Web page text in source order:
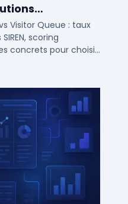
B2B
Visitor Queue : taux
scoring
concrets pour choisir
B2B en PME et